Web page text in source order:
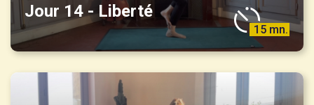
Jour 14 - Liberté
15 mn.